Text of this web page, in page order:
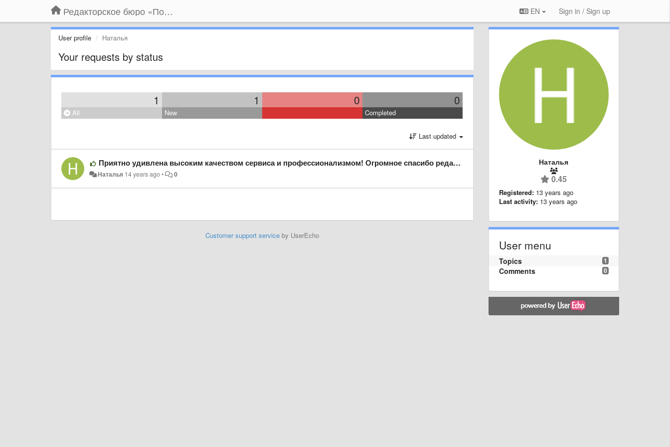
Редакторское бюро «По правилам» EN Sign in / Sign up
User profile Наталья
Your requests by status
1 1 0 0
All New Completed
Last updated
Приятно удивлена высоким качеством сервиса и профессионализмом! Огромное спасибо редактору текста и менеджеру Екатерине за четкость, внимательность, соблюдение сроков и терпение)) Наталья
Наталья 14 years ago• 0
Customer support serviceby UserEcho
Наталья
0.45
Registered: 13 years ago
Last activity: 13 years ago
User menu
1
Topics
0
Comments